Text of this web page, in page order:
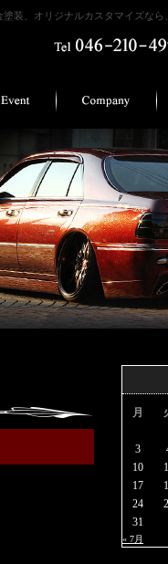
塗装、オリジナルカスタマイズなら
月
3
10
17
24
31
« 7月